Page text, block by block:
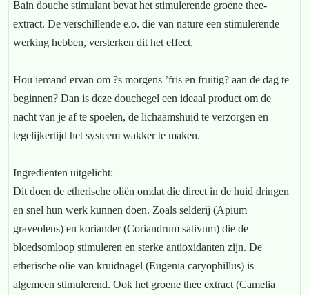
Bain douche stimulant bevat het stimulerende groene thee-
extract. De verschillende e.o. die van nature een stimulerende
werking hebben, versterken dit het effect.
Hou iemand ervan om ?s morgens ’fris en fruitig? aan de dag te
beginnen? Dan is deze douchegel een ideaal product om de
nacht van je af te spoelen, de lichaamshuid te verzorgen en
tegelijkertijd het systeem wakker te maken.
Ingrediënten uitgelicht:
Dit doen de etherische oliën omdat die direct in de huid dringen
en snel hun werk kunnen doen. Zoals selderij (Apium
graveolens) en koriander (Coriandrum sativum) die de
bloedsomloop stimuleren en sterke antioxidanten zijn. De
etherische olie van kruidnagel (Eugenia caryophillus) is
algemeen stimulerend. Ook het groene thee extract (Camelia